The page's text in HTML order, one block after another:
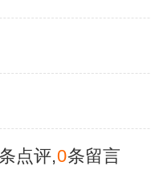
点评,0条留言